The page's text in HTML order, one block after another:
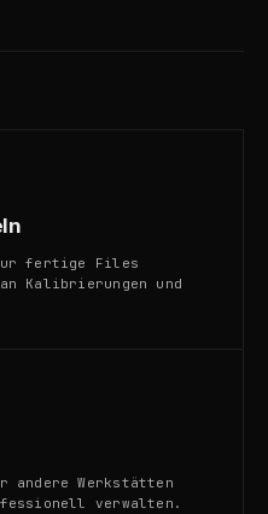
fertige Files
Kalibrierungen und
andere Werkstätten
verwalten.